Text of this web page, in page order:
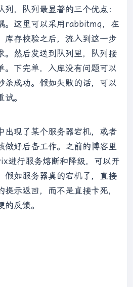
列，队列最显著的三个优点：
。这里可以采用rabbitmq，在
库存校验之后，流入到这一步
。然后发送到队列里，队列接
。下完单，入库没有问题可以
杀成功。假如失败的话，可以
。
出现了某个服务器宕机，或者
做好后备工作。之前的博客里
进行服务熔断和降级，可以开
假如服务器真的宕机了，直接
提示返回，而不是直接卡死，
反馈。